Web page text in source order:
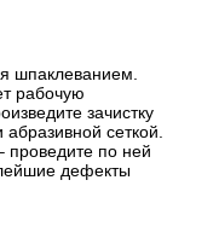
шпаклеванием.
рабочую
зачистку
сеткой.
проведите по ней
дефекты